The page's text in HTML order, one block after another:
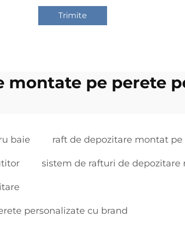
Trimite
montate pe perete
baie raft de depozitare montat pe
sistem de rafturi de
personalizate cu brand